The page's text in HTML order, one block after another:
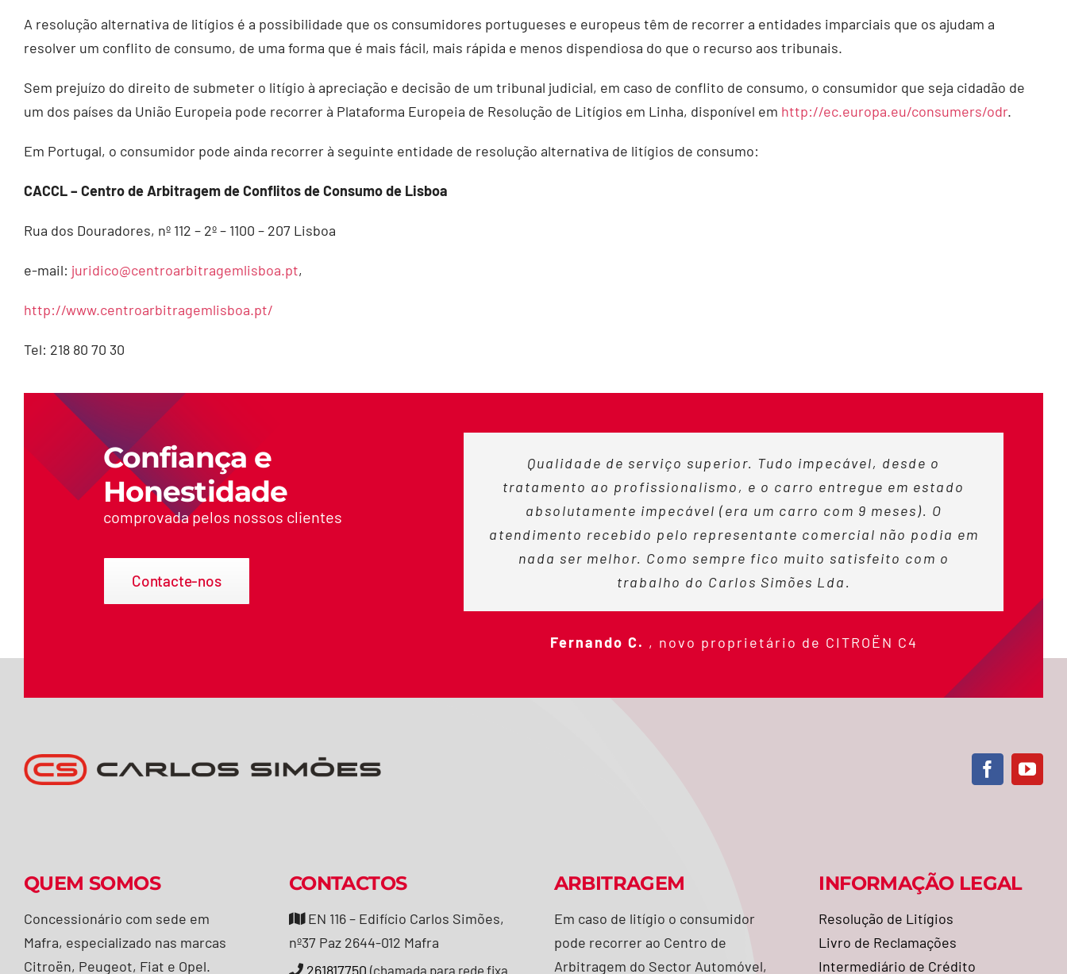
A resolução alternativa de litígios é a possibilidade que os consumidores portugueses e europeus têm de recorrer a entidades imparciais que os ajudam a
resolver um conflito de consumo, de uma forma que é mais fácil, mais rápida e menos dispendiosa do que o recurso aos tribunais.
Sem prejuízo do direito de submeter o litígio à apreciação e decisão de um tribunal judicial, em caso de conflito de consumo, o consumidor que seja cidadão de
um dos países da União Europeia pode recorrer à Plataforma Europeia de Resolução de Litígios em Linha, disponível em http://ec.europa.eu/consumers/odr.
Em Portugal, o consumidor pode ainda recorrer à seguinte entidade de resolução alternativa de litígios de consumo:
CACCL – Centro de Arbitragem de Conflitos de Consumo de Lisboa
Rua dos Douradores, nº 112 – 2º – 1100 – 207 Lisboa
e-mail: juridico@centroarbitragemlisboa.pt,
http://www.centroarbitragemlisboa.pt/
Tel: 218 80 70 30
Confiança e
Honestidade
comprovada pelos nossos clientes
Contacte-nos
Qualidade de serviço superior. Tudo impecável, desde o
tratamento ao profissionalismo, e o carro entregue em estado
absolutamente impecável (era um carro com 9 meses). O
atendimento recebido pelo representante comercial não podia em
nada ser melhor. Como sempre fico muito satisfeito com o
trabalho do Carlos Simões Lda.
Fernando C. , novo proprietário de CITROËN C4
QUEM SOMOS
Concessionário com sede em
Mafra, especializado nas marcas
Citroën, Peugeot, Fiat e Opel.
CONTACTOS
EN 116 – Edifício Carlos Simões,
nº37 Paz 2644-012 Mafra
261817750 (chamada para rede fixa
ARBITRAGEM
Em caso de litígio o consumidor
pode recorrer ao Centro de
Arbitragem do Sector Automóvel,
INFORMAÇÃO LEGAL
Resolução de Litígios
Livro de Reclamações
Intermediário de Crédito